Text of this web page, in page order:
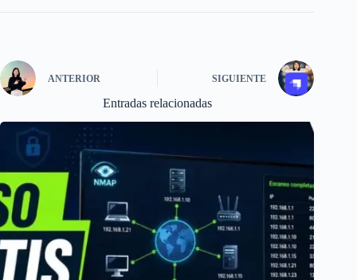
ANTERIOR SIGUIENTE
Entradas relacionadas